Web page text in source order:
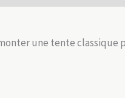
une tente